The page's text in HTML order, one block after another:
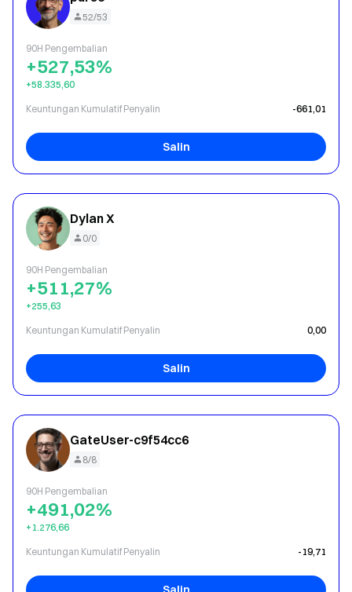
52/53
90H Pengembalian
+527,53%
+58.335,60
Keuntungan Kumulatif Penyalin -661,01
Salin
Dylan X
0/0
90H Pengembalian
+511,27%
+255,63
Keuntungan Kumulatif Penyalin 0,00
Salin
GateUser-c9f54cc6
8/8
90H Pengembalian
+491,02%
+1.276,66
Keuntungan Kumulatif Penyalin -19,71